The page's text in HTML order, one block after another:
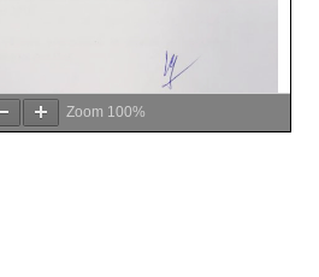
Zoom 100%